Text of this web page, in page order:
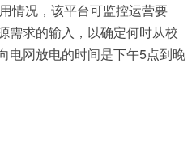
情况，该平台可监控运营要
需求的输入，以确定何时从校
电网放电的时间是下午5点到晚